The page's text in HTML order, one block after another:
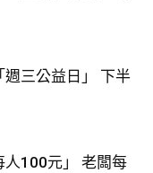
三公益日」 下半
人100元」 老闆每